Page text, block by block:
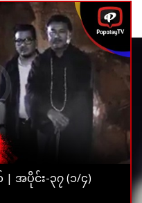
ပိုင်း-၃၇ (၁/၄)